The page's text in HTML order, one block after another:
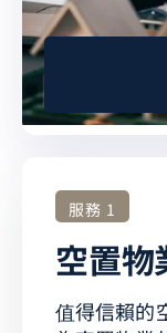
服務 1
空置物
值得信賴的